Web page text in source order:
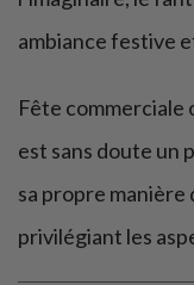
ambiance festive
Fête
est sans doute un
sa propre
privilégiant les